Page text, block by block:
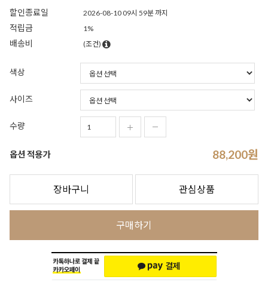
할인종료일 2026-08-10 09시 59분 까지
적립금 1%
배송비 (조건)
색상
사이즈
수량
옵션 적용가 88,200원
장바구니 관심상품
구매하기